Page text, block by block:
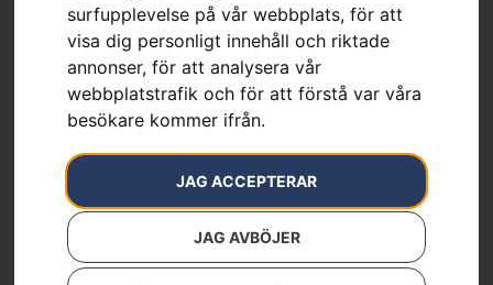
surfupplevelse på vår webbplats, för att
visa dig personligt innehåll och riktade
annonser, för att analysera vår
webbplatstrafik och för att förstå var våra
besökare kommer ifrån.
JAG ACCEPTERAR
JAG AVBÖJER